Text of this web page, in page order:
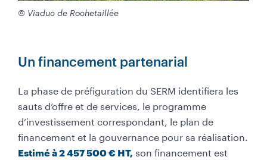
© Viaduc de Rochetaillée
Un financement partenarial
La phase de préfiguration du SERM identifiera les
sauts d’offre et de services, le programme
d’investissement correspondant, le plan de
financement et la gouvernance pour sa réalisation.
Estimé à 2 457 500 € HT, son financement est